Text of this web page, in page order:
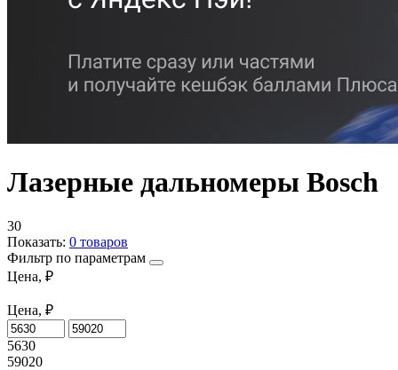
Лазерные дальномеры Bosch
30
Показать: 0 товаров
Фильтр по параметрам
Цена, ₽
Цена, ₽
5630
59020